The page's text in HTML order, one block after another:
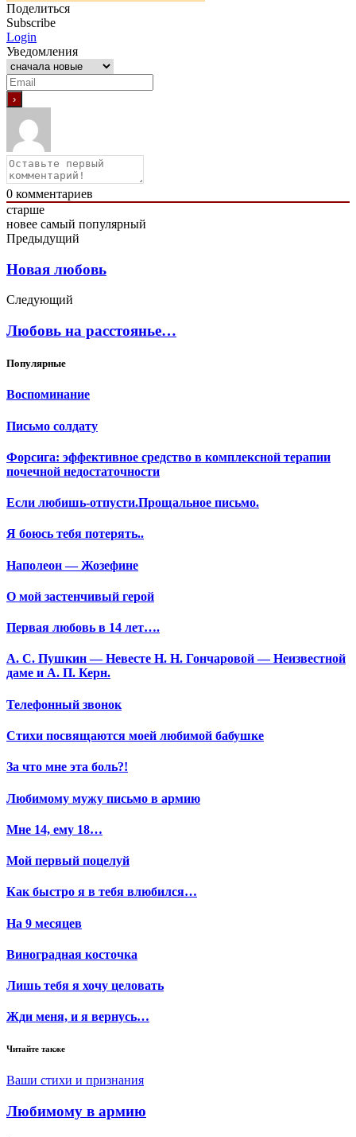
Поделиться
Subscribe
Login
Уведомления
0 комментариев
старше
новее самый популярный
Предыдущий
Новая любовь
Следующий
Любовь на расстоянье…
Популярные
Воспоминание
Письмо солдату
Форсига: эффективное средство в комплексной терапии
почечной недостаточности
Если любишь-отпусти.Прощальное письмо.
Я боюсь тебя потерять..
Наполеон — Жозефине
О мой застенчивый герой
Первая любовь в 14 лет….
А. С. Пушкин — Невесте Н. Н. Гончаровой — Неизвестной
даме и А. П. Керн.
Телефонный звонок
Стихи посвящаются моей любимой бабушке
За что мне эта боль?!
Любимому мужу письмо в армию
Мне 14, ему 18…
Мой первый поцелуй
Как быстро я в тебя влюбился…
На 9 месяцев
Виноградная косточка
Лишь тебя я хочу целовать
Жди меня, и я вернусь…
Читайте также
Ваши стихи и признания
Любимому в армию